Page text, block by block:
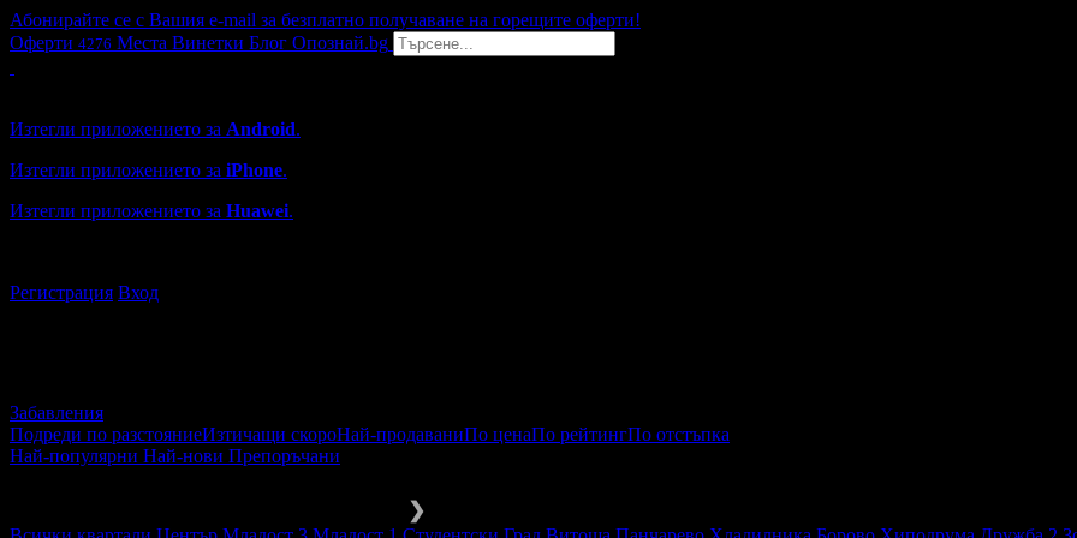
Абонирайте се с Вашия e-mail за безплатно получаване на горещите оферти!
Оферти 4276 Места Винетки Блог Опознай.bg
Изтегли приложението за Android.
Изтегли приложението за iPhone.
Изтегли приложението за Huawei.
Регистрация Вход
Забавления
Подреди по разстояниеИзтичащи скороНай-продаваниПо ценаПо рейтингПо отстъпка
Най-популярни Най-нови Препоръчани
❯